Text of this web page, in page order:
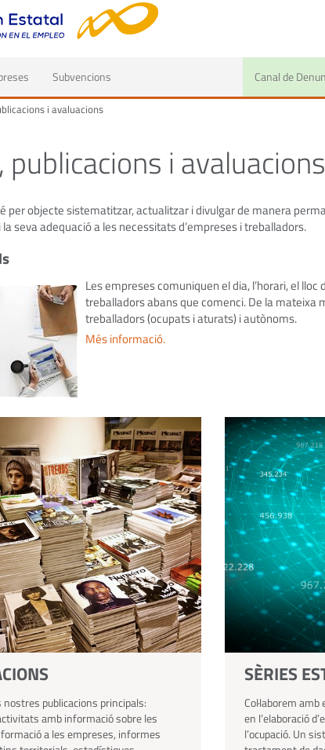
Subvencions Canal de
i avaluacions
publicacions i avaluacions
per objecte sistematitzar, actualitzar i divulgar de manera
la seva adequació a les necessitats d’empreses i treballadors.
Les empreses comuniquen el dia, l’horari, el
treballadors abans que comenci. De la mateixa
treballadors (ocupats i aturats) i autònoms.
Més informació.
nostres publicacions principals:
amb informació sobre les
a les empreses, informes
SÈRIES
Col·laborem amb
en l’elaboració
l’ocupació. Un